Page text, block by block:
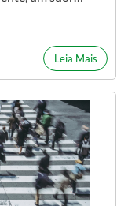
Leia Mais